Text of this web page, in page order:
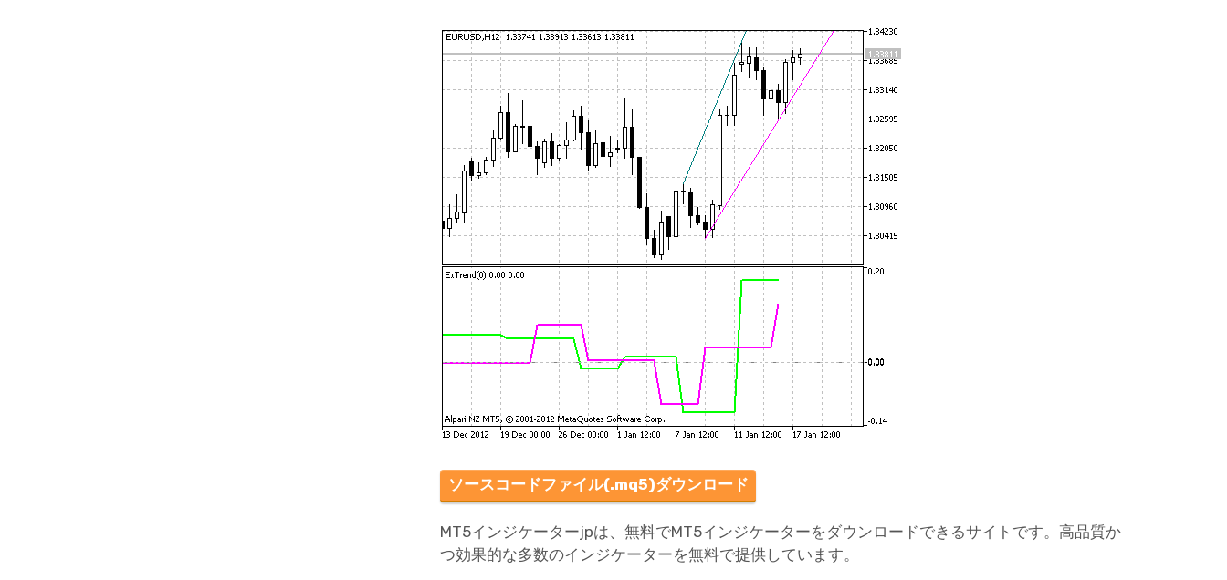
ソースコードファイル(.mq5)ダウンロード
MT5インジケーターjpは、無料でMT5インジケーターをダウンロードできるサイトです。高品質か
つ効果的な多数のインジケーターを無料で提供しています。